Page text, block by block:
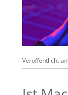
Veröffentlicht